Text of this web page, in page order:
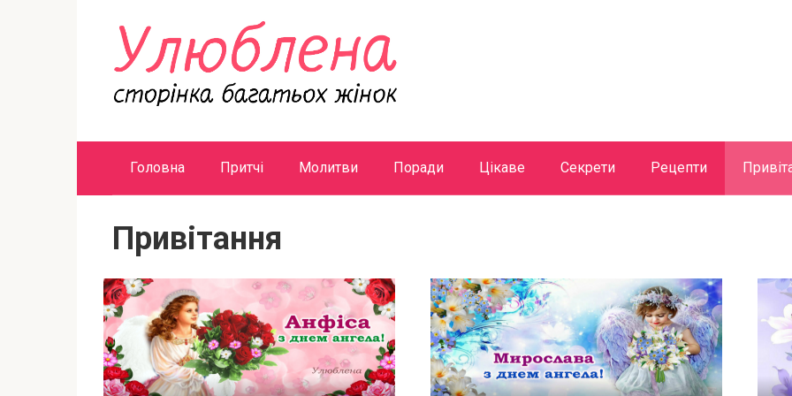
Головна Притчі Молитви Поради Цікаве Секрети Рецепти
Привітання